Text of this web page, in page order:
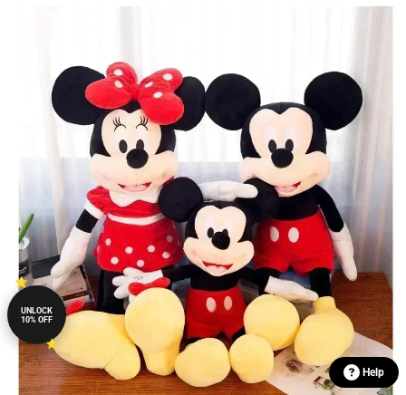
Help
UNLOCK
10% OFF